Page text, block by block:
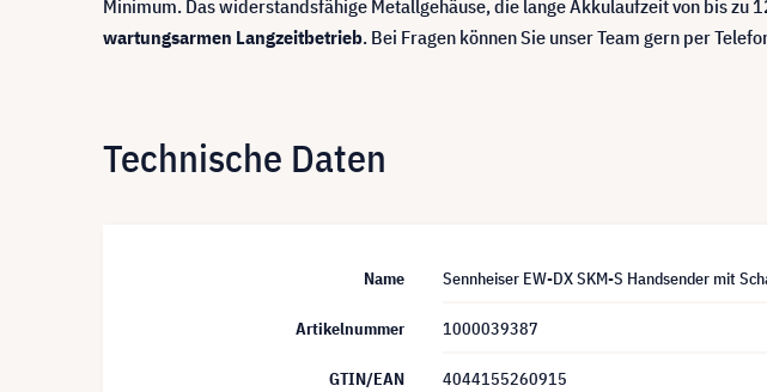
Minimum. Das widerstandsfähige Metallgehäuse, die lange Akkulaufzeit von bis zu
wartungsarmen Langzeitbetrieb. Bei Fragen können Sie unser Team gern per
Technische Daten
Name Sennheiser EW-DX SKM-S Handsender mit
Artikelnummer 1000039387
GTIN/EAN 4044155260915